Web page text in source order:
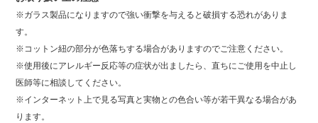
※ガラス製品になりますので強い衝撃を与えると破損する恐れがありま
す。
※コットン紐の部分が色落ちする場合がありますのでご注意ください。
※使用後にアレルギー反応等の症状が出ましたら、直ちにご使用を中止し
医師等に相談してください。
※インターネット上で見る写真と実物との色合い等が若干異なる場合があ
ります。